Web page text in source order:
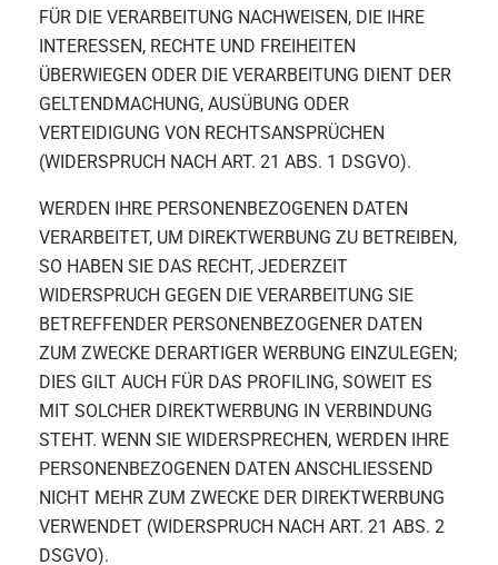
FÜR DIE VERARBEITUNG NACHWEISEN, DIE IHRE
INTERESSEN, RECHTE UND FREIHEITEN
ÜBERWIEGEN ODER DIE VERARBEITUNG DIENT DER
GELTENDMACHUNG, AUSÜBUNG ODER
VERTEIDIGUNG VON RECHTSANSPRÜCHEN
(WIDERSPRUCH NACH ART. 21 ABS. 1 DSGVO).
WERDEN IHRE PERSONENBEZOGENEN DATEN
VERARBEITET, UM DIREKTWERBUNG ZU BETREIBEN,
SO HABEN SIE DAS RECHT, JEDERZEIT
WIDERSPRUCH GEGEN DIE VERARBEITUNG SIE
BETREFFENDER PERSONENBEZOGENER DATEN
ZUM ZWECKE DERARTIGER WERBUNG EINZULEGEN;
DIES GILT AUCH FÜR DAS PROFILING, SOWEIT ES
MIT SOLCHER DIREKTWERBUNG IN VERBINDUNG
STEHT. WENN SIE WIDERSPRECHEN, WERDEN IHRE
PERSONENBEZOGENEN DATEN ANSCHLIESSEND
NICHT MEHR ZUM ZWECKE DER DIREKTWERBUNG
VERWENDET (WIDERSPRUCH NACH ART. 21 ABS. 2
DSGVO).